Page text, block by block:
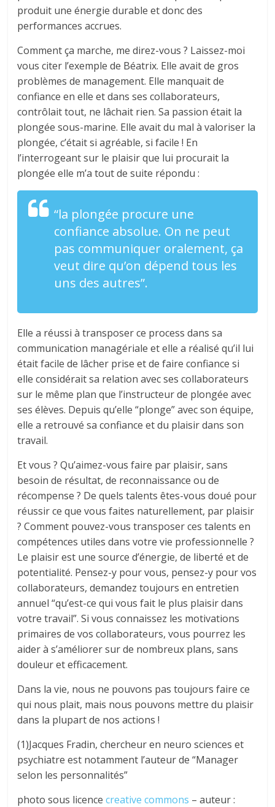
produit une énergie durable et donc des
performances accrues.
Comment ça marche, me direz-vous ? Laissez-moi
vous citer l’exemple de Béatrix. Elle avait de gros
problèmes de management. Elle manquait de
confiance en elle et dans ses collaborateurs,
contrôlait tout, ne lâchait rien. Sa passion était la
plongée sous-marine. Elle avait du mal à valoriser la
plongée, c’était si agréable, si facile ! En
l’interrogeant sur le plaisir que lui procurait la
plongée elle m’a tout de suite répondu :
“la plongée procure une
confiance absolue. On ne peut
pas communiquer oralement, ça
veut dire qu’on dépend tous les
uns des autres”.
Elle a réussi à transposer ce process dans sa
communication managériale et elle a réalisé qu’il lui
était facile de lâcher prise et de faire confiance si
elle considérait sa relation avec ses collaborateurs
sur le même plan que l’instructeur de plongée avec
ses élèves. Depuis qu’elle “plonge” avec son équipe,
elle a retrouvé sa confiance et du plaisir dans son
travail.
Et vous ? Qu’aimez-vous faire par plaisir, sans
besoin de résultat, de reconnaissance ou de
récompense ? De quels talents êtes-vous doué pour
réussir ce que vous faites naturellement, par plaisir
? Comment pouvez-vous transposer ces talents en
compétences utiles dans votre vie professionnelle ?
Le plaisir est une source d’énergie, de liberté et de
potentialité. Pensez-y pour vous, pensez-y pour vos
collaborateurs, demandez toujours en entretien
annuel “qu’est-ce qui vous fait le plus plaisir dans
votre travail”. Si vous connaissez les motivations
primaires de vos collaborateurs, vous pourrez les
aider à s’améliorer sur de nombreux plans, sans
douleur et efficacement.
Dans la vie, nous ne pouvons pas toujours faire ce
qui nous plait, mais nous pouvons mettre du plaisir
dans la plupart de nos actions !
(1)Jacques Fradin, chercheur en neuro sciences et
psychiatre est notamment l’auteur de “Manager
selon les personnalités”
photo sous licencecreative commons – auteur :